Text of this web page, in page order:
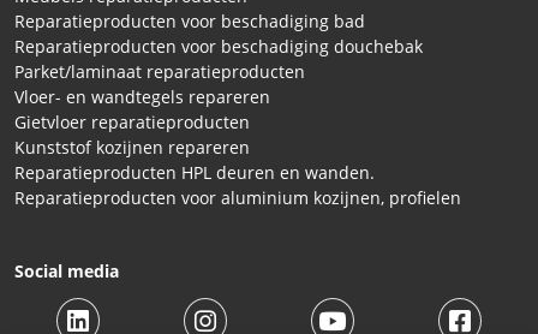
Reparatieproducten voor beschadiging bad
Reparatieproducten voor beschadiging douchebak
Parket/laminaat reparatieproducten
Vloer- en wandtegels repareren
Gietvloer reparatieproducten
Kunststof kozijnen repareren
Reparatieproducten HPL deuren en wanden.
Reparatieproducten voor aluminium kozijnen, profielen
Social media